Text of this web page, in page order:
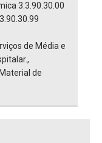
3.3.90.30.00
de Média e
de